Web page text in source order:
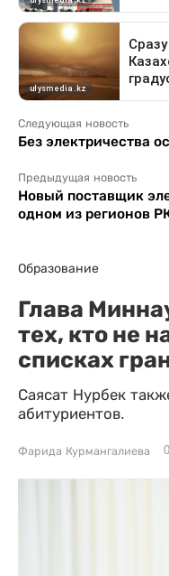
Следующая новость
Без электричества
Предыдущая новость
Новый поставщик
одном из регионов
Образование
Глава
тех, кто не
списках
Саясат Нурбек
абитуриентов.
Фарида Курмангалиева